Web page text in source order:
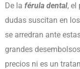
De la férula dental, el
dudas suscitan en
se arredran ante
grandes
precios ni es un